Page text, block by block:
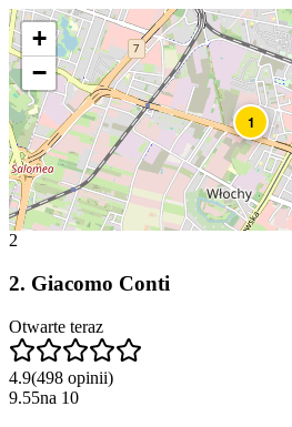
1
+
−
2
2. Giacomo Conti
Otwarte teraz
4.9(498 opinii)
9.55na 10